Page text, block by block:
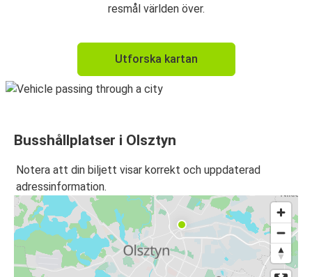
resmål världen över.
Utforska kartan
Busshållplatser i Olsztyn
Notera att din biljett visar korrekt och uppdaterad
adressinformation.